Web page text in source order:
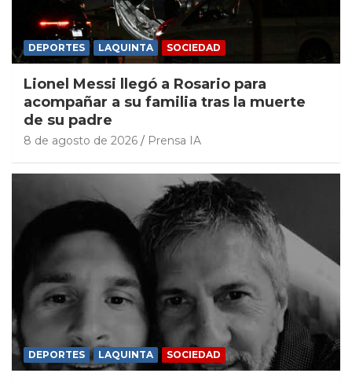
DEPORTES LAQUINTA SOCIEDAD
Lionel Messi llegó a Rosario para
acompañar a su familia tras la muerte
de su padre
8 de agosto de 2026 Prensa IA
DEPORTES LAQUINTA SOCIEDAD